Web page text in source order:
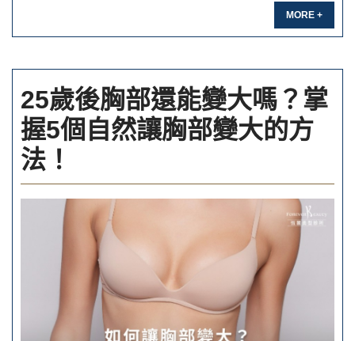
MORE +
25歲後胸部還能變大嗎？掌
握5個自然讓胸部變大的方
法！